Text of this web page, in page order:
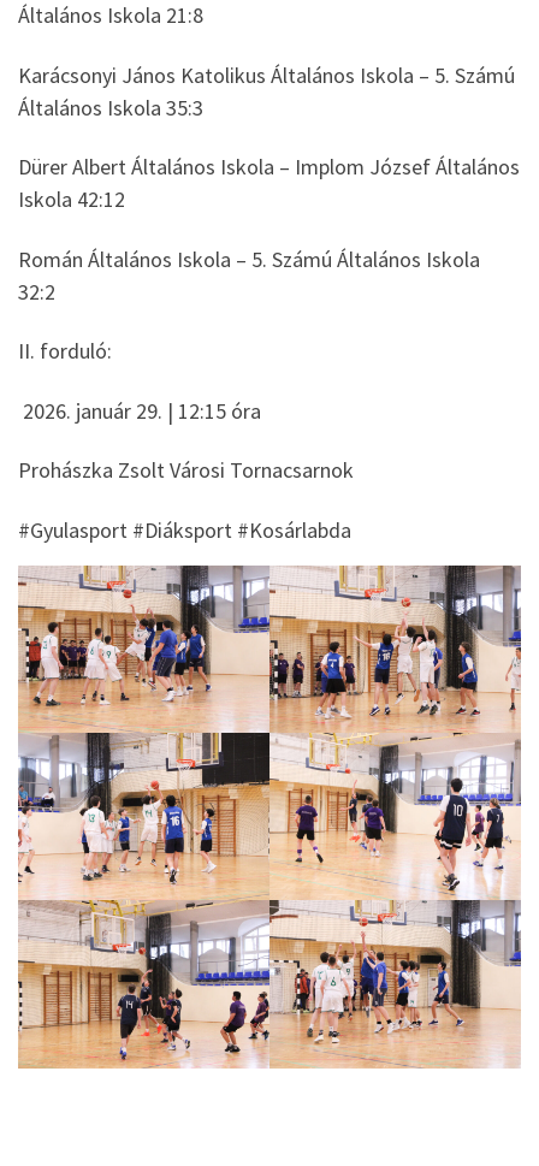
Általános Iskola 21:8
Karácsonyi János Katolikus Általános Iskola – 5. Számú
Általános Iskola 35:3
Dürer Albert Általános Iskola – Implom József Általános
Iskola 42:12
Román Általános Iskola – 5. Számú Általános Iskola
32:2
II. forduló:
2026. január 29. | 12:15 óra
Prohászka Zsolt Városi Tornacsarnok
#Gyulasport #Diáksport #Kosárlabda